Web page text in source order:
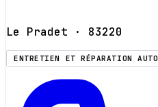
Le Pradet · 83220
ENTRETIEN ET RÉPARATION AUTO